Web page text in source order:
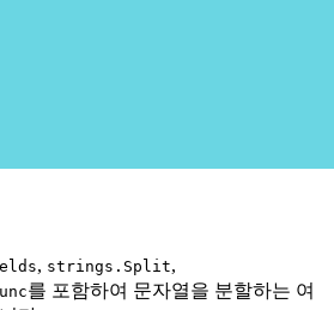
, strings.Split,
를 포함하여 문자열을 분할하는 여